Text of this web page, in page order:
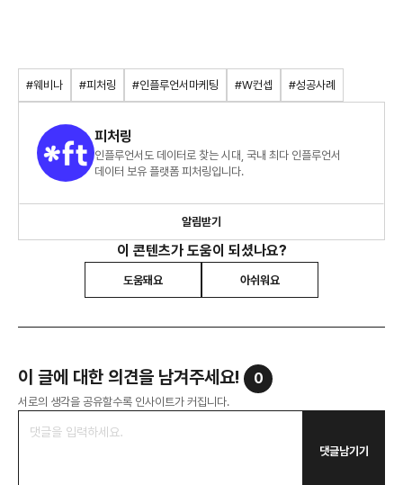
#웨비나 #피처링 #인플루언서마케팅 #W컨셉 #성공사례
피처링
인플루언서도 데이터로 찾는 시대, 국내 최다 인플루언서
데이터 보유 플랫폼 피처링입니다.
알림받기
이 콘텐츠가 도움이 되셨나요?
도움돼요 아쉬워요
이 글에 대한 의견을 남겨주세요! 0
서로의 생각을 공유할수록 인사이트가 커집니다.
댓글남기기